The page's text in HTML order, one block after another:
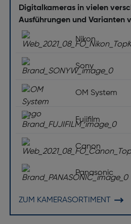
Digitalkameras in vielen
Ausführungen und Varianten
Nikon
Sony
OM System
Fujifilm
Canon
Panasonic
ZUM KAMERASORTIMENT